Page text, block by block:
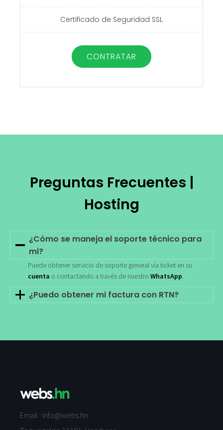
Certificado de Seguridad SSL
CONTRATAR
Preguntas Frecuentes |
Hosting
¿Cómo se maneja el soporte técnico para
mi?
Puede obtener servicio de soporte general vía ticket en su
cuenta o contactando a través de nuestro WhatsApp.
¿Puedo obtener mi factura con RTN?
Email : info@webs.hn